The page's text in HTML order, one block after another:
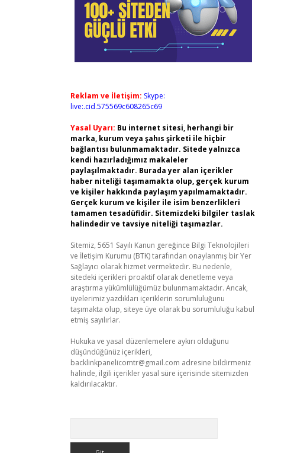
Reklam ve İletişim: Skype:
live:.cid.575569c608265c69
Yasal Uyarı: Bu internet sitesi, herhangi bir
marka, kurum veya şahıs şirketi ile hiçbir
bağlantısı bulunmamaktadır. Sitede yalnızca
kendi hazırladığımız makaleler
paylaşılmaktadır. Burada yer alan içerikler
haber niteliği taşımamakta olup, gerçek kurum
ve kişiler hakkında paylaşım yapılmamaktadır.
Gerçek kurum ve kişiler ile isim benzerlikleri
tamamen tesadüfidir. Sitemizdeki bilgiler taslak
halindedir ve tavsiye niteliği taşımazlar.
Sitemiz, 5651 Sayılı Kanun gereğince Bilgi Teknolojileri
ve İletişim Kurumu (BTK) tarafından onaylanmış bir Yer
Sağlayıcı olarak hizmet vermektedir. Bu nedenle,
sitedeki içerikleri proaktif olarak denetleme veya
araştırma yükümlülüğümüz bulunmamaktadır. Ancak,
üyelerimiz yazdıkları içeriklerin sorumluluğunu
taşımakta olup, siteye üye olarak bu sorumluluğu kabul
etmiş sayılırlar.
Hukuka ve yasal düzenlemelere aykırı olduğunu
düşündüğünüz içerikleri,
backlinkpanelicomtr@gmail.com adresine bildirmeniz
halinde, ilgili içerikler yasal süre içerisinde sitemizden
kaldırılacaktır.